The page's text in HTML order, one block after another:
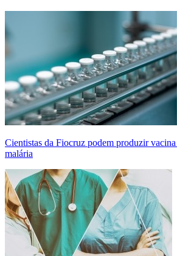
Cientistas da Fiocruz podem produzir
malária